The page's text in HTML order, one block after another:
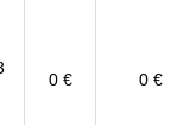
0 € 0 €